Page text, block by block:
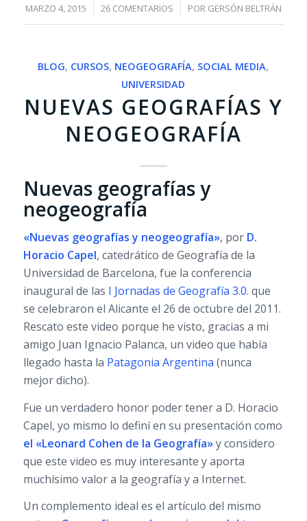
MARZO 4, 2015
/ 26 COMENTARIOS
/ POR GERSÓN BELTRÁN
BLOG, CURSOS, NEOGEOGRAFÍA, SOCIAL MEDIA,
UNIVERSIDAD
NUEVAS GEOGRAFÍAS Y
NEOGEOGRAFÍA
Nuevas geografías y
neogeografía
«Nuevas geografías y neogeografía», por D.
Horacio Capel, catedrático de Geografía de la
Universidad de Barcelona, fue la conferencia
inaugural de las I Jornadas de Geografía 3.0. que
se celebraron el Alicante el 26 de octubre del 2011.
Rescato este video porque he visto, gracias a mi
amigo Juan Ignacio Palanca, un video que había
llegado hasta la Patagonia Argentina (nunca
mejor dicho).
Fue un verdadero honor poder tener a D. Horacio
Capel, yo mismo lo definí en su presentación como
el «Leonard Cohen de la Geografía»y considero
que este video es muy interesante y aporta
muchísimo valor a la geografía y a Internet.
Un complemento ideal es el artículo del mismo